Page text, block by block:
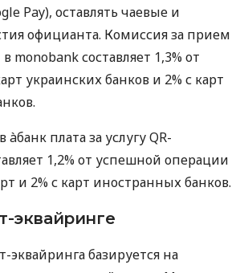
Pay), оставлять чаевые и
официанта. Комиссия за прием
monobank составляет 1,3% от
украинских банков и 2% с карт
плата за услугу QR-
1,2% от успешной операции
и 2% с карт иностранных банков.
эквайринге
эквайринга базируется на